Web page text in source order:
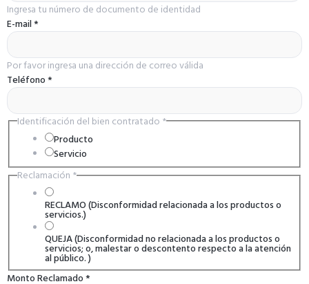
Ingresa tu número de documento de identidad
E-mail*
Por favor ingresa una dirección de correo válida
Teléfono*
Identificación del bien contratado *
Producto
Servicio
Reclamación *
RECLAMO (Disconformidad relacionada a los productos o
servicios.)
QUEJA (Disconformidad no relacionada a los productos o
servicios; o, malestar o descontento respecto a la atención
al público. )
Monto Reclamado*